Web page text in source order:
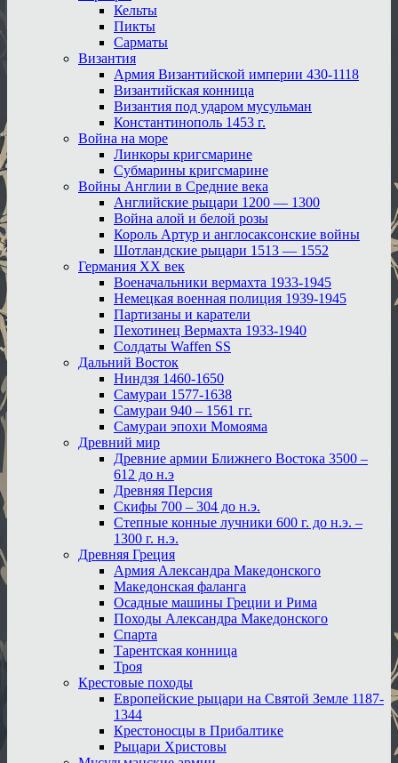
Кельты
Пикты
Сарматы
Византия
Армия Византийской империи 430-1118
Византийская конница
Византия под ударом мусульман
Константинополь 1453 г.
Война на море
Линкоры кригсмарине
Субмарины кригсмарине
Войны Англии в Средние века
Английские рыцари 1200 — 1300
Война алой и белой розы
Король Артур и англосаксонские войны
Шотландские рыцари 1513 — 1552
Германия XX век
Военачальники вермахта 1933-1945
Немецкая военная полиция 1939-1945
Партизаны и каратели
Пехотинец Вермахта 1933-1940
Солдаты Waffen SS
Дальний Восток
Ниндзя 1460-1650
Самураи 1577-1638
Самураи 940 – 1561 гг.
Самураи эпохи Момояма
Древний мир
Древние армии Ближнего Востока 3500 –
612 до н.э
Древняя Персия
Скифы 700 – 304 до н.э.
Степные конные лучники 600 г. до н.э. –
1300 г. н.э.
Древняя Греция
Армия Александра Македонского
Македонская фаланга
Осадные машины Греции и Рима
Походы Александра Македонского
Спарта
Тарентская конница
Троя
Крестовые походы
Европейские рыцари на Святой Земле 1187-
1344
Крестоносцы в Прибалтике
Рыцари Христовы